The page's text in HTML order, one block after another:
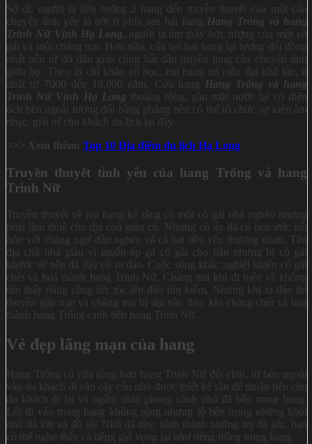
Sở dĩ, người ta liên tưởng 2 hang đến truyền thuyết của một câu
chuyện tình yêu là bởi ở phía sau hai hang Hang Trống và hang
Trinh Nữ Vịnh Hạ Long , người ta tìm thấy bức tượng của một cô
gái và một chàng trai. Hơn nữa, cấu tạo hai hang lại tương đối đồng
nhất nên từ đó dân gian cũng bắt đầu truyền tụng câu chuyện tình
giữa họ. Theo di chỉ khảo cổ học, hai hang có niên đại khá lâu, ít
nhất từ 7000 đến 18.000 năm. Cửa hang
Hang Trống và hang
Trinh Nữ Vịnh Hạ Long thoáng rộng, gần mặt nước lại có diện
tích bên ngoài tương đối bằng phẳng nên có thể tổ chức sự kiện âm
nhạc, giải trí cho khách du lịch tại đây.
>>> Xem thêm: Top 10 Địa điểm du lịch Hạ Long
Truyền thuyết tình yêu của hang Trống và hang
Trinh Nữ
Truyền thuyết về hai hang kể rằng có một cô gái nhà nghèo nhưng
phải làm thuê cho địa chủ giàu có. Nhưng cô ấy đã có hẹn ước kết
hôn với chàng ngư dân nghèo và cả hai đều yêu thương nhau. Tên
địa chủ nhà giàu vì muốn ép gả cô gái cho hắn nhưng bị cô gái
khước từ nên đã đày cô ra đảo. Cuộc sống khắc nghiệt khiến cô gái
chết và hoá thành hang Trinh Nữ. Chàng trai khi đi biển về không
tìm thấy nàng cũng tức tốc lên đảo tìm kiếm. Nhưng khi ra đảo thì
thuyền gặp nạn và chàng trai bị dạt vào đảo, khi chàng chết và hoá
thành hang Trống cạnh bên hang Trinh Nữ.
Vẻ đẹp lãng mạn của hang
Hang Trống có cửa rộng hơn hang Trinh Nữ đôi chút, từ bên ngoài
vào du khách đi vào cây cầu nhỏ được thiết kế sẵn để thuận tiện cho
du khách đi lại và ngắm nhìn phong cảnh nhũ đã bên trong hang.
Lối đi vào trong hang không rộng nhưng lộ bên trong những khối
nhũ đá lớn và đồ sộ. Nhũ đá dày, hình thành những trụ đá lớn, bạn
có thể nghe thấy cả tiếng gió vọng lại như tiếng trống trong hang.